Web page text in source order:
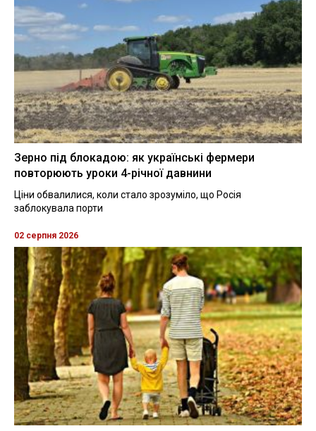
Зерно під блокадою: як українські фермери
повторюють уроки 4-річної давнини
Ціни обвалилися, коли стало зрозуміло, що Росія
заблокувала порти
02 серпня 2026